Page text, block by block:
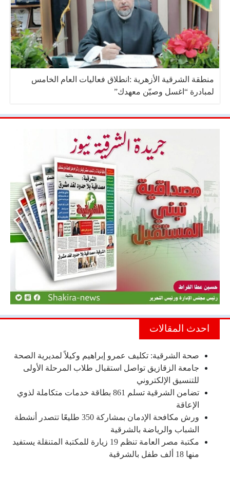
منطقة الشرقية الأزهرية :انطلاق فعاليات العام الخامس
لمبادرة “اغسل وصيّن معهدك”
احدث المقالات
صحة الشرقية: تكليف عمرو إبراهيم وكيلاً لمديرية الصحة
جامعة الزقازيق تواصل استقبال طلاب المرحلة الأولى
للتنسيق الإلكتروني
تضامن الشرقية تسلم 861 بطاقة خدمات متكاملة لذوي
الإعاقة
ورش مكافحة الإدمان بمشاركة 350 طليعًا تتصدر أنشطة
الشباب والرياضة بالشرقية
مكتبة مصر العامة تنظم 19 زيارة للمكتبة المتنقلة يستفيد
منها 18 ألف طفل بالشرقية